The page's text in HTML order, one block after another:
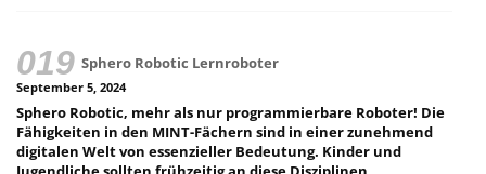
Sphero Robotic Lernroboter
September 5, 2024
Sphero Robotic, mehr als nur programmierbare Roboter! Die
Fähigkeiten in den MINT-Fächern sind in einer zunehmend
digitalen Welt von essenzieller Bedeutung. Kinder und